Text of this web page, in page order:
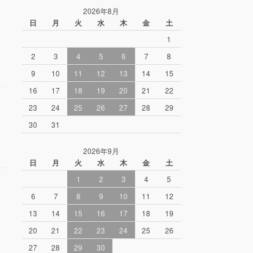
2026年8月
日
月 火 水 木 金
土
1
2
3 4 5 6 7
8
9
10 11 12 13 14
15
16
17 18 19 20 21
22
23
24 25 26 27 28
29
30
31
2026年9月
日
月 火 水 木 金
土
1
2 3 4
5
6
7 8 9 10 11
12
13
14 15 16 17 18
19
20
21 22 23 24 25
26
27
28 29 30